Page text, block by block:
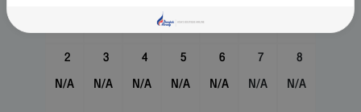
2
N/A
3
N/A
4
N/A
5
N/A
6
N/A
7
N/A
8
N/A